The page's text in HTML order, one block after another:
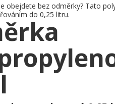
obejdete bez odměrky? Tato
do 0,25 litru.